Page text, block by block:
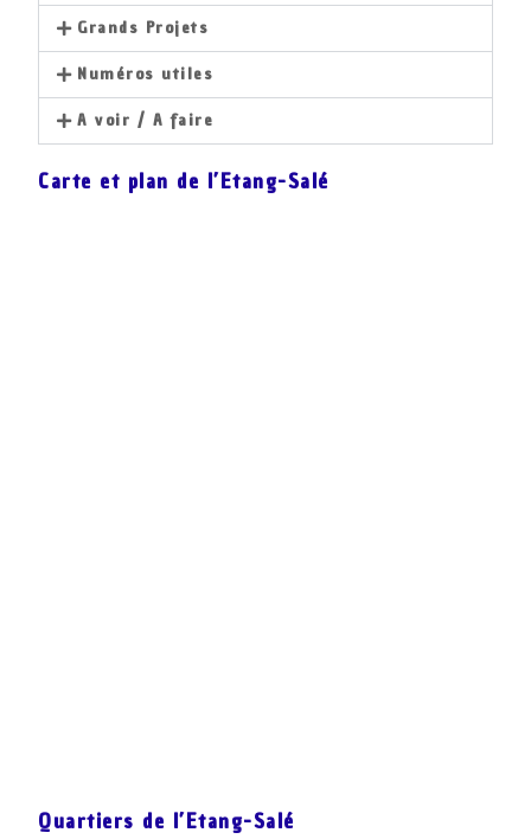
Grands Projets
Numéros utiles
A voir / A faire
Carte et plan de l’Etang-Salé
Quartiers de l’Etang-Salé